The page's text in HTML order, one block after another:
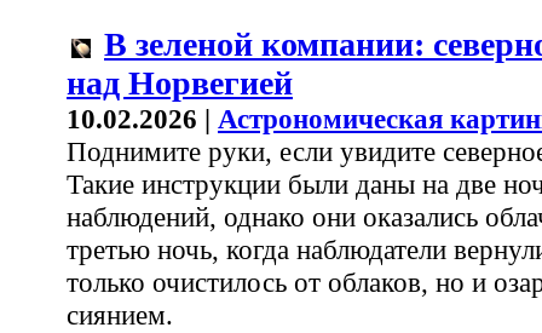
В зеленой компании:
над Норвегией
10.02.2026 | Астрономическая
Поднимите руки, если увидите
Такие инструкции были даны на две
наблюдений, однако они оказались
третью ночь, когда наблюдатели
только очистилось от облаков, но и
сиянием.